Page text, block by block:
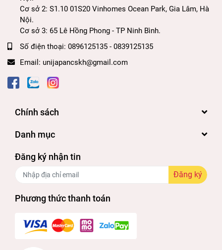
Cơ sở 2: S1.10 01S20 Vinhomes Ocean Park, Gia Lâm, Hà
Nội.
Cơ sở 3: 65 Lê Hồng Phong - TP Ninh Bình.
Số điện thoại: 0896125135 - 0839125135
Email: unijapancskh@gmail.com
Chính sách
Danh mục
Đăng ký nhận tin
Đăng ký
Phương thức thanh toán